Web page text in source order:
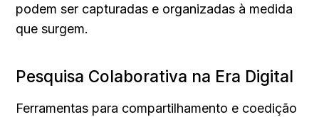
podem ser capturadas e organizadas à medida
que surgem.
Pesquisa Colaborativa na Era Digital
Ferramentas para compartilhamento e coedição